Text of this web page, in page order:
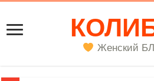
Женский